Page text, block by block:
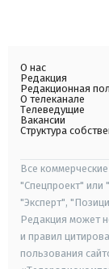
О нас
Редакция
Редакционная
О телеканале
Телеведущие
Вакансии
Структура
Все
"Спецпроект" или
"Эксперт",
Редакция может
и правил
пользования